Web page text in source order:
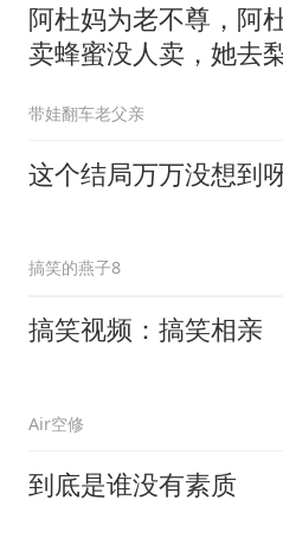
阿杜妈为老不尊，阿
卖蜂蜜没人卖，她去
带娃翻车老父亲
这个结局万万没想到
搞笑的燕子8
搞笑视频：搞笑相亲
Air空修
到底是谁没有素质